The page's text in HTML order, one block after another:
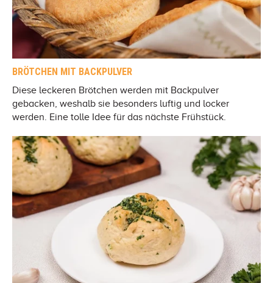
BRÖTCHEN MIT BACKPULVER
Diese leckeren Brötchen werden mit Backpulver
gebacken, weshalb sie besonders luftig und locker
werden. Eine tolle Idee für das nächste Frühstück.